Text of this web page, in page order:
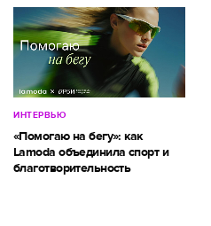
ИНТЕРВЬЮ
«Помогаю на бегу»: как
Lamoda объединила спорт и
благотворительность